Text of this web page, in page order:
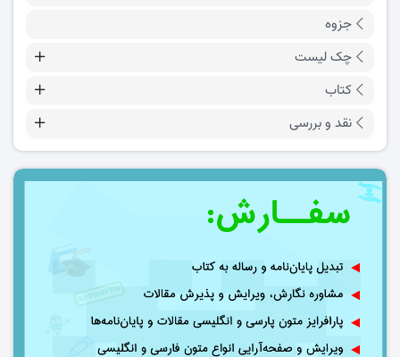
جزوه
چک لیست
کتاب
نقد و بررسی